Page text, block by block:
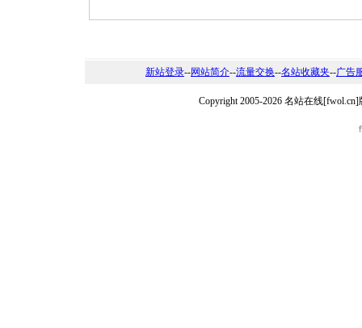
新站登录--网站简介--流量交换--名站收藏夹--广告
Copyright 2005-2026 名站在线